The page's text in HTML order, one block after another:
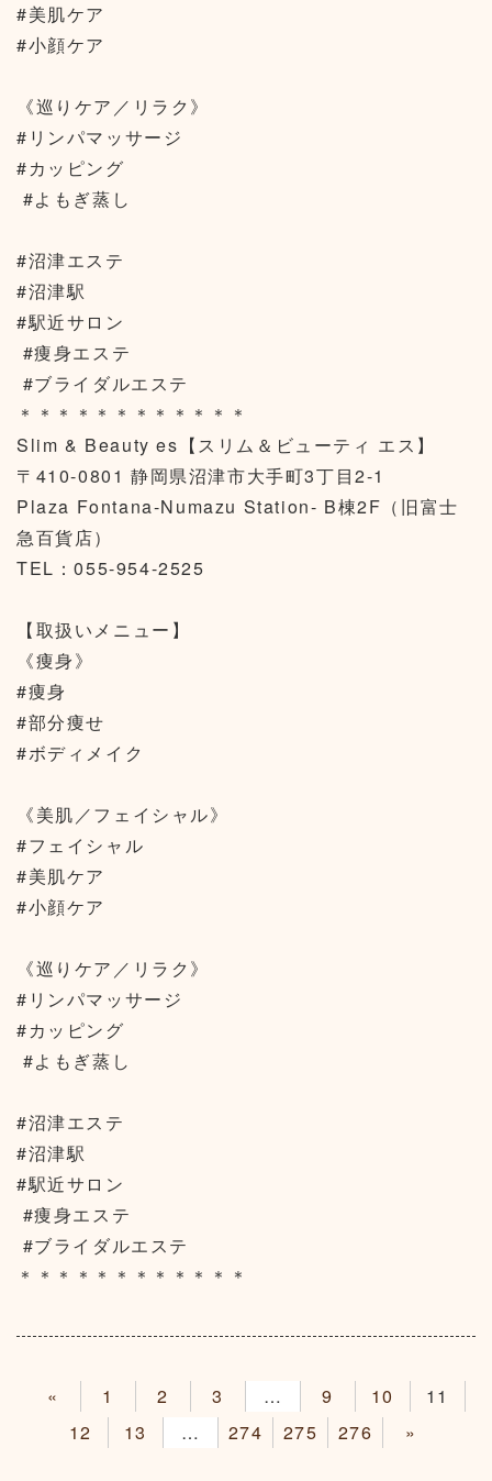
#美肌ケア
#小顔ケア
《巡りケア／リラク》
#リンパマッサージ
#カッピング
#よもぎ蒸し
#沼津エステ
#沼津駅
#駅近サロン
#痩身エステ
#ブライダルエステ
＊＊＊＊＊＊＊＊＊＊＊＊
Slim & Beauty es【スリム＆ビューティ エス】
〒410-0801 静岡県沼津市大手町3丁目2-1
Plaza Fontana-Numazu Station- B棟2F（旧富士
急百貨店）
TEL：055-954-2525
【取扱いメニュー】
《痩身》
#痩身
#部分痩せ
#ボディメイク
《美肌／フェイシャル》
#フェイシャル
#美肌ケア
#小顔ケア
《巡りケア／リラク》
#リンパマッサージ
#カッピング
#よもぎ蒸し
#沼津エステ
#沼津駅
#駅近サロン
#痩身エステ
#ブライダルエステ
＊＊＊＊＊＊＊＊＊＊＊＊
« 1 2 3 4 9 10
11
12
13 14 274 275 276 »